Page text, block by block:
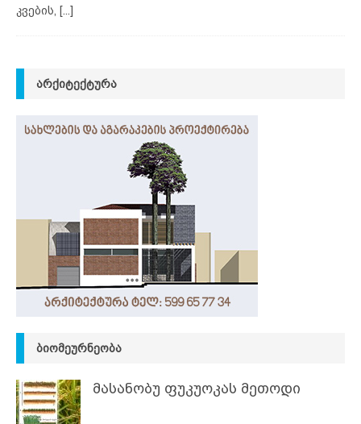
კვების, [...]
ᲐᲠᲥᲘᲢᲔᲥᲢᲣᲠᲐ
ᲑᲘᲝᲛᲔᲣᲠᲜᲔᲝᲑᲐ
მასანობუ ფუკუოკას მეთოდი